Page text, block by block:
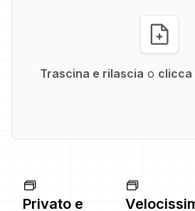
Trascina e rilascia o clicca
Privato e